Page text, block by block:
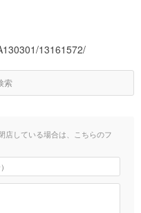
13161572/
索
店している場合は、こちらのフ